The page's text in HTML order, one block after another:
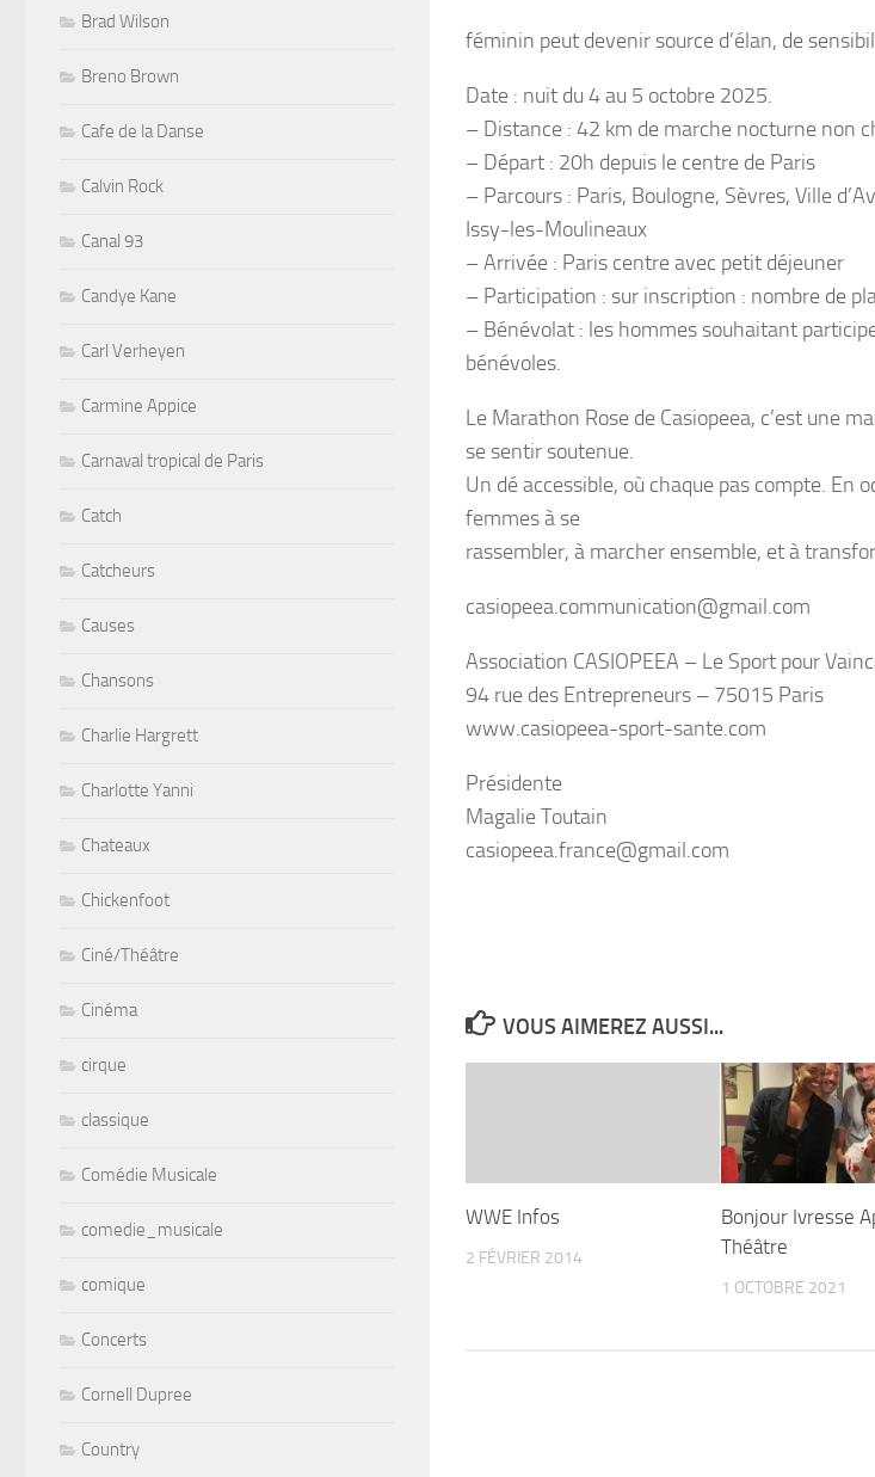
féminin peut devenir source d’élan, de
Date : nuit du 4 au 5 octobre 2025.
– Distance : 42 km de marche nocturne non
– Départ : 20h depuis le centre de Paris
– Parcours : Paris, Boulogne, Sèvres, Ville
Issy-les-Moulineaux
– Arrivée : Paris centre avec petit déjeuner
– Participation : sur inscription : nombre de
– Bénévolat : les hommes souhaitant
bénévoles.
Le Marathon Rose de Casiopeea, c’est une
se sentir soutenue.
Un dé accessible, où chaque pas compte. En
femmes à se
rassembler, à marcher ensemble, et à
casiopeea.communication@gmail.com
Association CASIOPEEA – Le Sport pour
94 rue des Entrepreneurs – 75015 Paris
www.casiopeea-sport-sante.com
Présidente
Magalie Toutain
casiopeea.france@gmail.com
VOUS AIMEREZ AUSSI...
WWE Infos
2 FÉVRIER 2014
Bonjour Ivresse
Théâtre
1 OCTOBRE 2021
Brad Wilson
Breno Brown
Cafe de la Danse
Calvin Rock
Canal 93
Candye Kane
Carl Verheyen
Carmine Appice
Carnaval tropical de Paris
Catch
Catcheurs
Causes
Chansons
Charlie Hargrett
Charlotte Yanni
Chateaux
Chickenfoot
Ciné/Théâtre
Cinéma
cirque
classique
Comédie Musicale
comedie_musicale
comique
Concerts
Cornell Dupree
Country